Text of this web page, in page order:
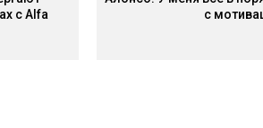
с Alfa
с